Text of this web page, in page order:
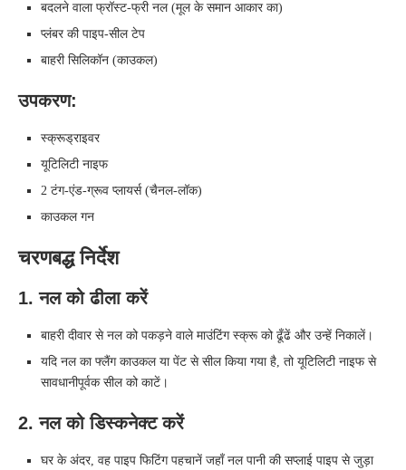
बदलने वाला फ्रॉस्ट-फ्री नल (मूल के समान आकार का)
प्लंबर की पाइप‑सील टेप
बाहरी सिलिकॉन (काउकल)
उपकरण:
स्क्रूड्राइवर
यूटिलिटी नाइफ
2 टंग‑एंड‑ग्रूव प्लायर्स (चैनल‑लॉक)
काउकल गन
चरणबद्ध निर्देश
1. नल को ढीला करें
बाहरी दीवार से नल को पकड़ने वाले माउंटिंग स्क्रू को ढूँढें और उन्हें निकालें।
यदि नल का फ्लैंग काउकल या पेंट से सील किया गया है, तो यूटिलिटी नाइफ से
सावधानीपूर्वक सील को काटें।
2. नल को डिस्कनेक्ट करें
घर के अंदर, वह पाइप फिटिंग पहचानें जहाँ नल पानी की सप्लाई पाइप से जुड़ा